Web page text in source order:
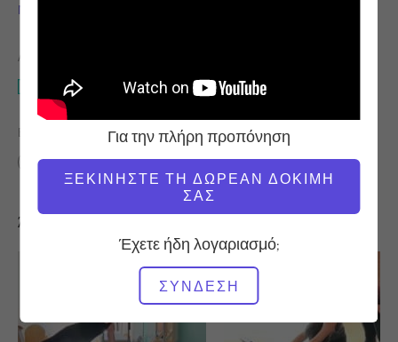
Για την πλήρη προπόνηση
ΞΕΚΙΝΉΣΤΕ ΤΗ ΔΩΡΕΆΝ ΔΟΚΙΜΉ
ΣΑΣ
Έχετε ήδη λογαριασμό;
ΣΎΝΔΕΣΗ
Νικόλ Σμιθ
ΑΠΑΙΤΟΎΜΕΝΟΣ ΕΞΟΠΛΙΣΜΌΣ
Reformer
ΒΡΕΊΤΕ ΠΑΡΌΜΟΙΕΣ ΤΆΞΕΙΣ ΓΙΑ
60+ λεπτά
Reformer
Άλλες προπονήσεις που μπορεί να σας αρέσουν